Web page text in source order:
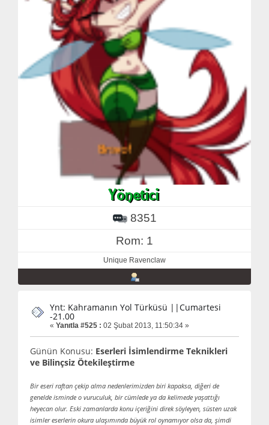
8351
Rom: 1
Unique Ravenclaw
Ynt: Kahramanın Yol Türküsü ||Cumartesi
-21.00
« Yanıtla #525 : 02 Şubat 2013, 11:50:34 »
Günün Konusu: Eserleri İsimlendirme Teknikleri
ve Bilinçsiz Ötekileştirme
Bir eseri raftan çekip alma nedenlerimizden biri kapaksa, diğeri de
genelde isminde o vuruculuk, bir cümlede ya da kelimede yaşattığı
heyecan olur. Eski zamanlarda konu içeriğini direk söyleyen, süsten uzak
isimler eserlerin okura ulaşımında büyük rol oynamıyor olsa da, şimdi